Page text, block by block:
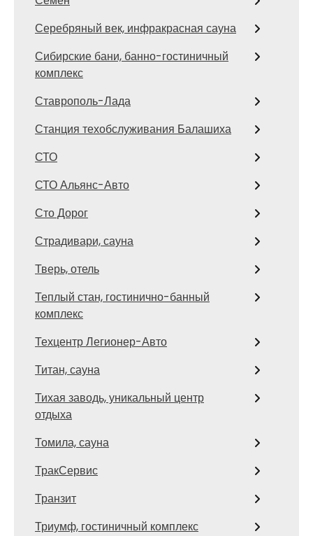
Серебряный век, инфракрасная сауна
Сибирские бани, банно-гостиничный
комплекс
Ставрополь-Лада
Станция техобслуживания Балашиха
СТО
СТО Альянс-Авто
Сто Дорог
Страдивари, сауна
Тверь, отель
Теплый стан, гостинично-банный
комплекс
Техцентр Легионер-Авто
Титан, сауна
Тихая заводь, уникальный центр
отдыха
Томила, сауна
ТракСервис
Транзит
Триумф, гостиничный комплекс